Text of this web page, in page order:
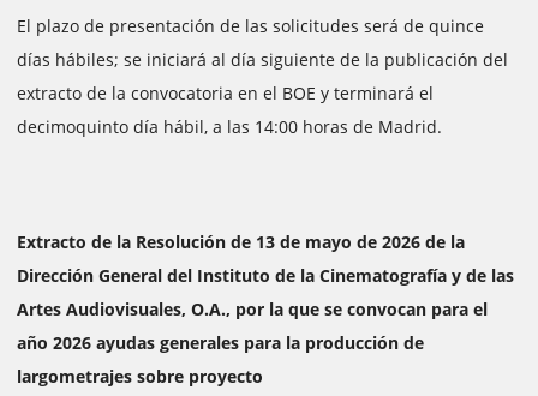
El plazo de presentación de las solicitudes será de quince
días hábiles; se iniciará al día siguiente de la publicación del
extracto de la convocatoria en el BOE y terminará el
decimoquinto día hábil, a las 14:00 horas de Madrid.
Extracto de la Resolución de 13 de mayo de 2026 de la
Dirección General del Instituto de la Cinematografía y de las
Artes Audiovisuales, O.A., por la que se convocan para el
año 2026 ayudas generales para la producción de
largometrajes sobre proyecto